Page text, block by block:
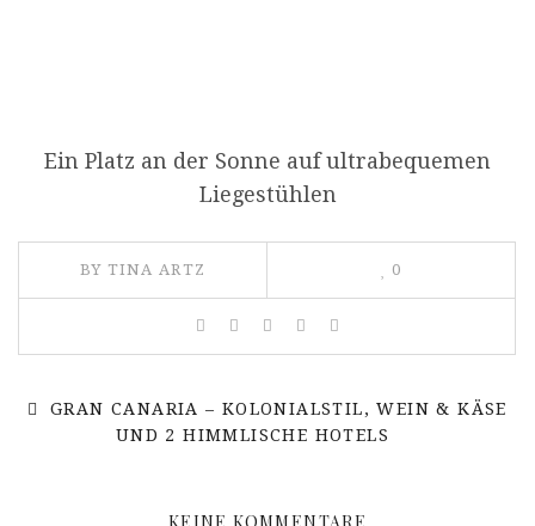
Ein Platz an der Sonne auf ultrabequemen
Liegestühlen
BY TINA ARTZ 0
GRAN CANARIA – KOLONIALSTIL, WEIN & KÄSE
UND 2 HIMMLISCHE HOTELS